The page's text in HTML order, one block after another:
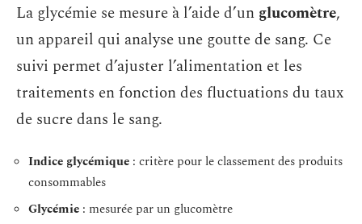
La glycémie se mesure à l’aide d’un glucomètre,
un appareil qui analyse une goutte de sang. Ce
suivi permet d’ajuster l’alimentation et les
traitements en fonction des fluctuations du taux
de sucre dans le sang.
Indice glycémique : critère pour le classement des produits
consommables
Glycémie : mesurée par un glucomètre